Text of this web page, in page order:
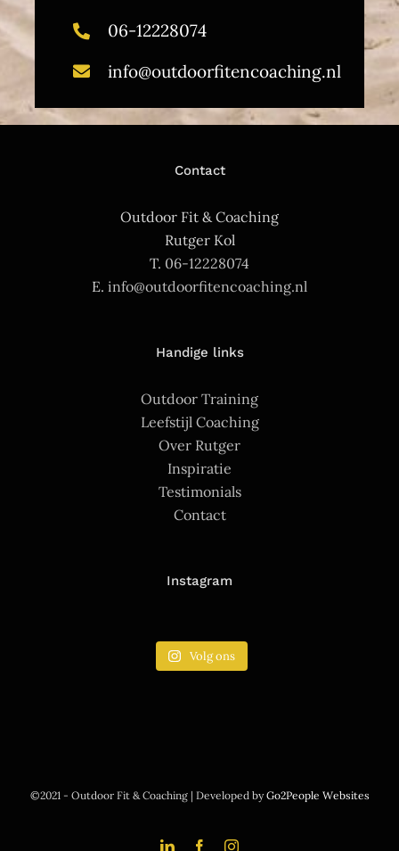
06-12228074
info@outdoorfitencoaching.nl
Contact
Outdoor Fit & Coaching
Rutger Kol
T. 06-12228074
E. info@outdoorfitencoaching.nl
Handige links
Outdoor Training
Leefstijl Coaching
Over Rutger
Inspiratie
Testimonials
Contact
Instagram
Volg ons
©2021 - Outdoor Fit & Coaching | Developed byGo2People Websites
LinkedInFacebookInstagram